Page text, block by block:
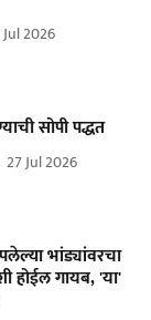
2026
सोपी पद्धत
27 Jul 2026
भांड्यांवरचा
होईल गायब, 'या'